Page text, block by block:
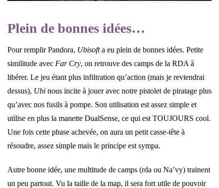
Plein de bonnes idées…
Pour remplir Pandora, Ubisofta eu plein de bonnes idées. Petite
similitude avec Far Cry, on retrouve des camps de la RDA à
libérer. Le jeu étant plus infiltration qu’action (mais je reviendrai
dessus), Ubi nous incite à jouer avec notre pistolet de piratage plus
qu’avec nos fusils à pompe. Son utilisation est assez simple et
utilise en plus la manette DualSense, ce qui est TOUJOURS cool.
Une fois cette phase achevée, on aura un petit casse-tête à
résoudre, assez simple mais le principe est sympa.
Autre bonne idée, une multitude de camps (rda ou Na’vy) trainent
un peu partout. Vu la taille de la map, il sera fort utile de pouvoir